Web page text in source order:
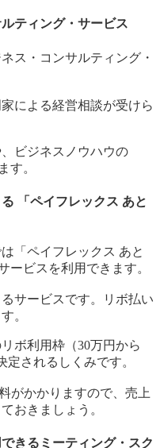
ティング・サービス
ス・コンサルティング・
による経営相談が受けら
ビジネスノウハウの
す。
「ペイフレックス あと
「ペイフレックス あと
ービスを利用できます。
サービスです。リボ払い
。
ボ利用枠（30万円から
されるしくみです。
がかかりますので、売上
おきましょう。
きるミーティング・スク